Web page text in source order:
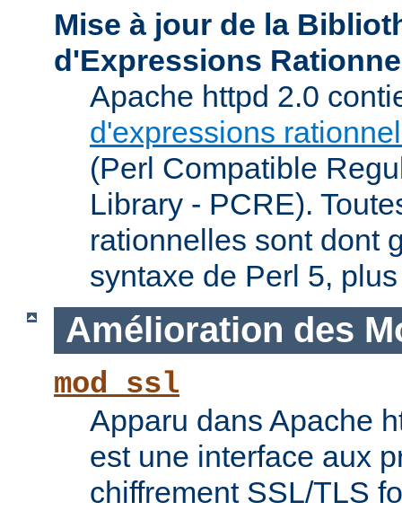
Mise à jour de la
d'Expressions
Apache httpd 2.0
d'expressions
(Perl Compatible
Library - PCRE).
rationnelles sont dont
syntaxe de Perl 5,
Amélioration des
mod_ssl
Apparu dans Apache
est une interface aux
chiffrement SSL/TLS